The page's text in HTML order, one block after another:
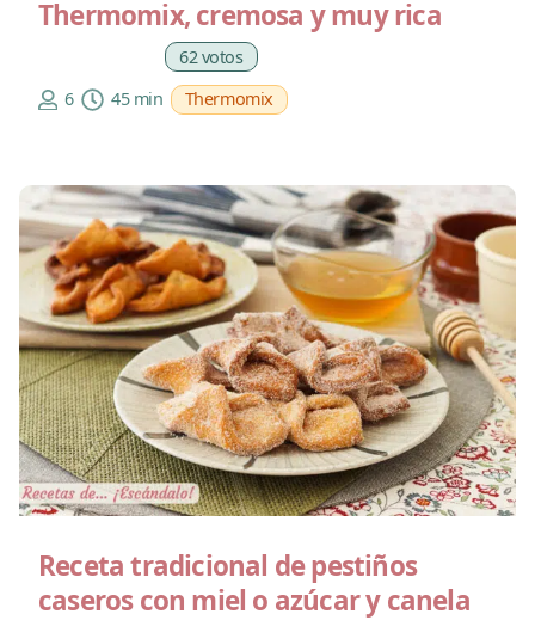
Thermomix, cremosa y muy rica
62 votos
6
45 min Thermomix
Receta tradicional de pestiños
caseros con miel o azúcar y canela